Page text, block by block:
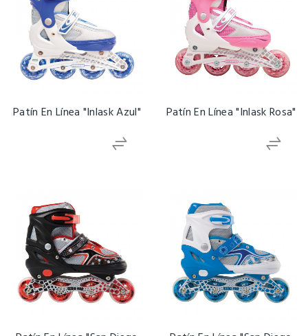
Patín En Línea "Inlask Azul" Patín En Línea "Inlask Rosa"